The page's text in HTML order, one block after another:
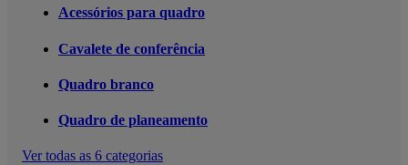
Acessórios para quadro
Cavalete de conferência
Quadro branco
Quadro de planeamento
Ver todas as 6 categorias